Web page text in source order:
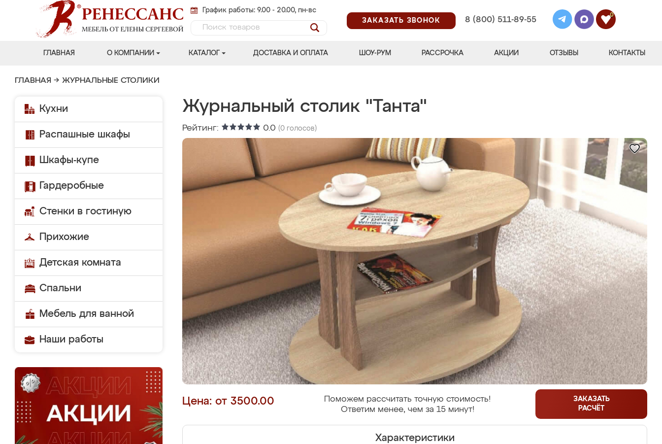
График работы: 9.00 - 20.00, пн-вс
ЗАКАЗАТЬ ЗВОНОК
8 (800) 511-89-55
0
ГЛАВНАЯ О КОМПАНИИ КАТАЛОГ ДОСТАВКА И ОПЛАТА ШОУ-РУМ РАССРОЧКА АКЦИИ ОТЗЫВЫ КОНТАКТЫ
ГЛАВНАЯ → ЖУРНАЛЬНЫЕ СТОЛИКИ
Кухни
Распашные шкафы
Шкафы-купе
Гардеробные
Стенки в гостиную
Прихожие
Детская комната
Спальни
Мебель для ванной
Наши работы
Журнальный столик "Танта"
Рейтинг: 0.0 (0 голосов)
Цена: от 3500.00
Поможем рассчитать точную стоимость!
Ответим менее, чем за 15 минут!
ЗАКАЗАТЬ
РАСЧЁТ
Характеристики